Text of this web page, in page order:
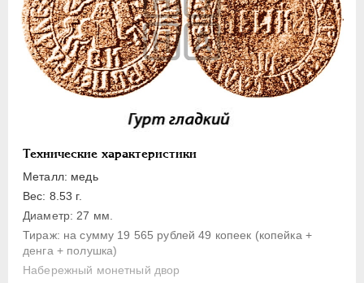
Технические характеристики
Металл: медь
Вес: 8.53 г.
Диаметр: 27 мм.
Тираж: на сумму 19 565 рублей 49 копеек (копейка +
денга + полушка)
Набережный монетный двор
Пробные
Для Речи Посполитой
Монетовидные жетоны
ЕКАТЕРИНА I 1725-1727
1727-1729
АННА ИОАННОВНА
ИОАНН АНТОНОВИЧ
ЕЛИЗАВЕТА
ПЕТР III 1762-1762
ЕКАТЕРИНА II 1762-1796
ПАВЕЛ I
1796-1801